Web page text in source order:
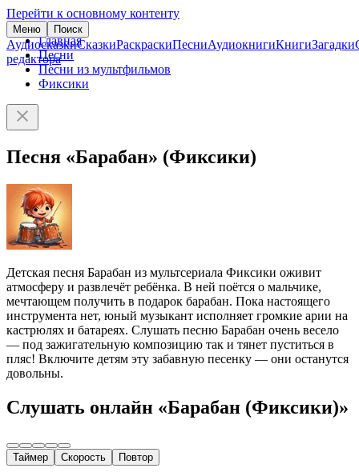
Перейти к основному контенту
Меню Поиск
АудиосказкиСказкиРаскраскиПесниАудиокнигиКнигиЗагадки
редактора
Главная
Песни
Песни из мультфильмов
Фиксики
Песня «Барабан» (Фиксики)
Детская песня Барабан из мультсериала Фиксики оживит
атмосферу и развлечёт ребёнка. В ней поётся о мальчике,
мечтающем получить в подарок барабан. Пока настоящего
инструмента нет, юный музыкант исполняет громкие арии на
кастрюлях и батареях. Слушать песню Барабан очень весело
— под зажигательную композицию так и тянет пуститься в
пляс! Включите детям эту забавную песенку — они останутся
довольны.
Слушать онлайн «Барабан (Фиксики)»
Таймер Скорость Повтор